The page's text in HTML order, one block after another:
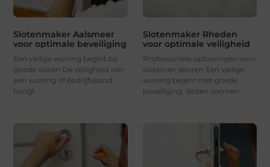
Slotenmaker Aalsmeer
voor optimale beveiliging
Een veilige woning begint bij
goede sloten De veiligheid van
een woning of bedrijfspand
hangt
Slotenmaker Rheden
voor optimale veiligheid
Professionele oplossingen voor
sloten en deuren Een veilige
woning begint met goede
beveiliging. Sloten vormen